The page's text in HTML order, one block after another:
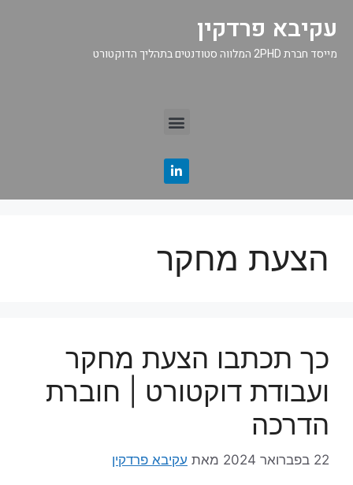
עקיבא פרדקין
מייסד חברת 2PHD המלווה סטודנטים בתהליך הדוקטורט
הצעת מחקר
כך תכתבו הצעת מחקר
ועבודת דוקטורט | חוברת
הדרכה
22 בפברואר 2024 מאת עקיבא פרדקין